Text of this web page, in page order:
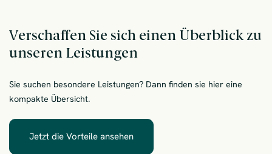
Verschaffen Sie sich einen Überblick zu
unseren Leistungen
Sie suchen besondere Leistungen? Dann finden sie hier eine
kompakte Übersicht.
Jetzt die Vorteile ansehen